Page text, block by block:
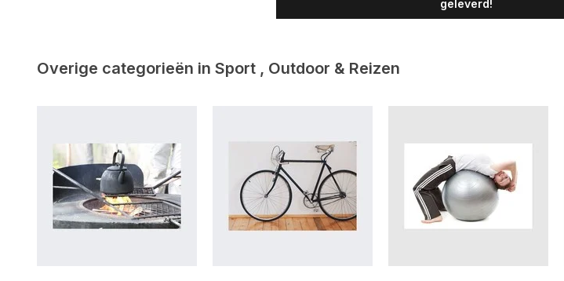
geleverd!
Overige categorieën in Sport , Outdoor & Reizen